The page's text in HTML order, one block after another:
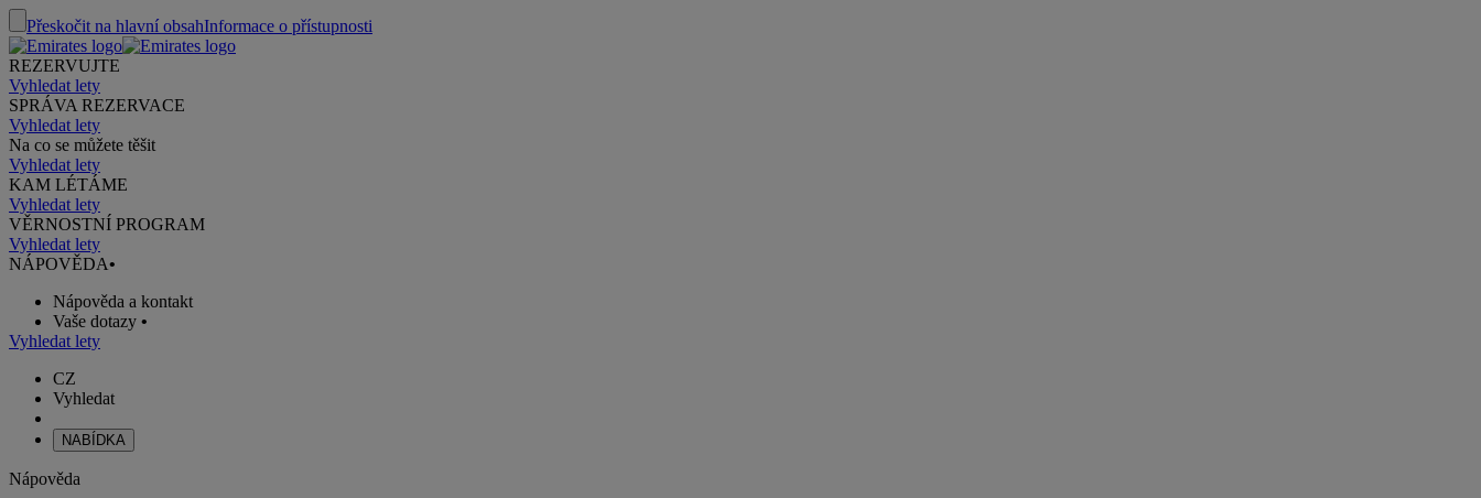
Přeskočit na hlavní obsahInformace o přístupnosti
REZERVUJTE
Vyhledat lety
SPRÁVA REZERVACE
Vyhledat lety
Na co se můžete těšit
Vyhledat lety
KAM LÉTÁME
Vyhledat lety
VĚRNOSTNÍ PROGRAM
Vyhledat lety
NÁPOVĚDA•
Nápověda a kontakt
Vaše dotazy •
Vyhledat lety
CZ
Vyhledat
NABÍDKA
Nápověda